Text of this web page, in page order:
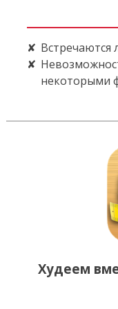
Встречаются
некоторыми
Худеем